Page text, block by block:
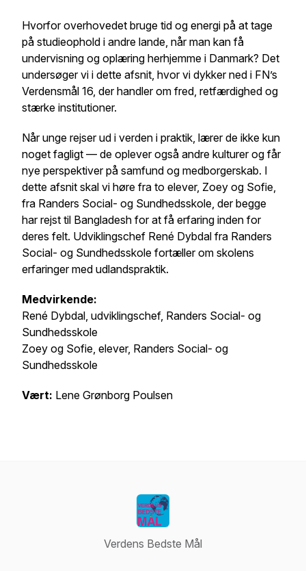
Hvorfor overhovedet bruge tid og energi på at tage
på studieophold i andre lande, når man kan få
undervisning og oplæring herhjemme i Danmark? Det
undersøger vi i dette afsnit, hvor vi dykker ned i FN’s
Verdensmål 16, der handler om fred, retfærdighed og
stærke institutioner.
Når unge rejser ud i verden i praktik, lærer de ikke kun
noget fagligt — de oplever også andre kulturer og får
nye perspektiver på samfund og medborgerskab. I
dette afsnit skal vi høre fra to elever, Zoey og Sofie,
fra Randers Social- og Sundhedsskole, der begge
har rejst til Bangladesh for at få erfaring inden for
deres felt. Udviklingschef René Dybdal fra Randers
Social- og Sundhedsskole fortæller om skolens
erfaringer med udlandspraktik.
Medvirkende:
René Dybdal, udviklingschef, Randers Social- og
Sundhedsskole
Zoey og Sofie, elever, Randers Social- og
Sundhedsskole
Vært: Lene Grønborg Poulsen
Verdens Bedste Mål